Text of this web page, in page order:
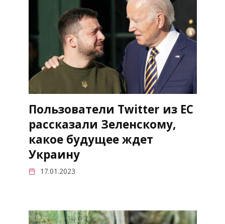
Пользователи Twitter из ЕС
рассказали Зеленскому,
какое будущее ждет
Украину
17.01.2023